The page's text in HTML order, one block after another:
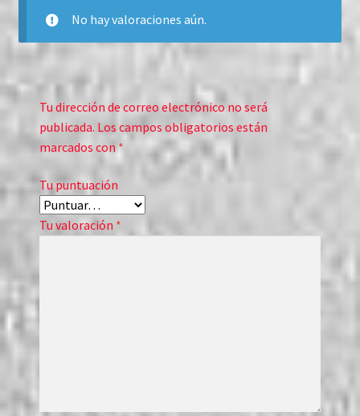
No hay valoraciones aún.
Tu dirección de correo electrónico no será
publicada. Los campos obligatorios están
marcados con *
Tu puntuación
Tu valoración *